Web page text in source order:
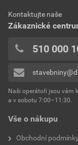
Vše o nákupu
Obchodní
Kontaktujte naše
Zákaznické
510 000
Naši operátoři jsou vám
a v sobotu 7:00–11:30.